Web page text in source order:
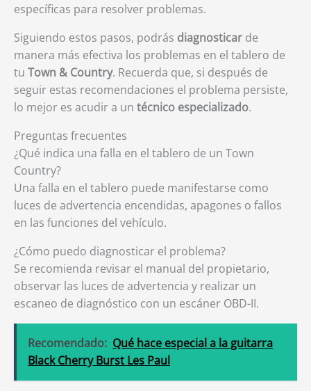
específicas para resolver problemas.
Siguiendo estos pasos, podrás diagnosticar de
manera más efectiva los problemas en el tablero de
tu Town & Country. Recuerda que, si después de
seguir estas recomendaciones el problema persiste,
lo mejor es acudir a un técnico especializado.
Preguntas frecuentes
¿Qué indica una falla en el tablero de un Town
Country?
Una falla en el tablero puede manifestarse como
luces de advertencia encendidas, apagones o fallos
en las funciones del vehículo.
¿Cómo puedo diagnosticar el problema?
Se recomienda revisar el manual del propietario,
observar las luces de advertencia y realizar un
escaneo de diagnóstico con un escáner OBD-II.
Recomendado: Qué hace especial a la guitarra
Black Cherry Burst Les Paul